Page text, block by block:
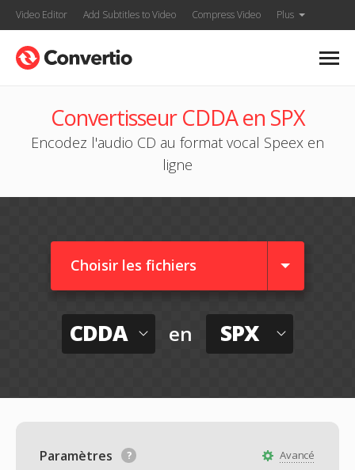
Video Editor Add Subtitles to Video Compress Video Plus
Convertisseur CDDA en SPX
Encodez l'audio CD au format vocal Speex en
ligne
Choisir les fichiers
CDDA en SPX
Avancé
Paramètres